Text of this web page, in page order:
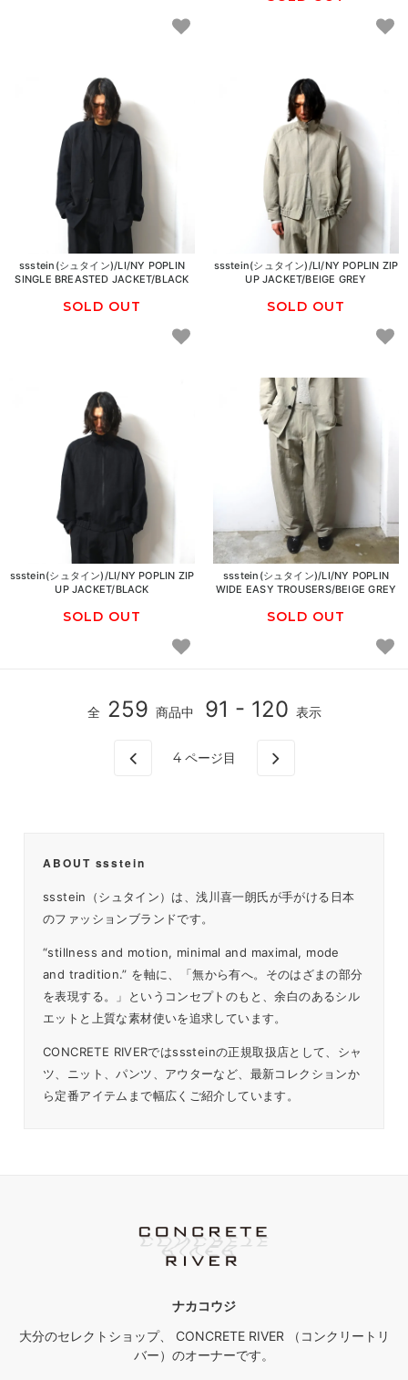
ssstein(シュタイン)/LI/NY POPLIN
SINGLE BREASTED JACKET/BLACK
SOLD OUT
ssstein(シュタイン)/LI/NY POPLIN ZIP
UP JACKET/BEIGE GREY
SOLD OUT
ssstein(シュタイン)/LI/NY POPLIN ZIP
UP JACKET/BLACK
SOLD OUT
ssstein(シュタイン)/LI/NY POPLIN
WIDE EASY TROUSERS/BEIGE GREY
SOLD OUT
全 259 商品中 91 - 120 表示
4 ページ目
ABOUT ssstein
ssstein（シュタイン）は、浅川喜一朗氏が手がける日本
のファッションブランドです。
“stillness and motion, minimal and maximal, mode
and tradition.” を軸に、「無から有へ。そのはざまの部分
を表現する。」というコンセプトのもと、余白のあるシル
エットと上質な素材使いを追求しています。
CONCRETE RIVERではsssteinの正規取扱店として、シャ
ツ、ニット、パンツ、アウターなど、最新コレクションか
ら定番アイテムまで幅広くご紹介しています。
ナカコウジ
大分のセレクトショップ、 CONCRETE RIVER （コンクリートリ
バー）のオーナーです。